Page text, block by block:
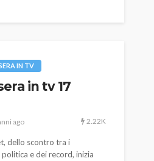
IN TV
in tv 17
ago 2.22K
dello scontro tra i
e dei record, inizia